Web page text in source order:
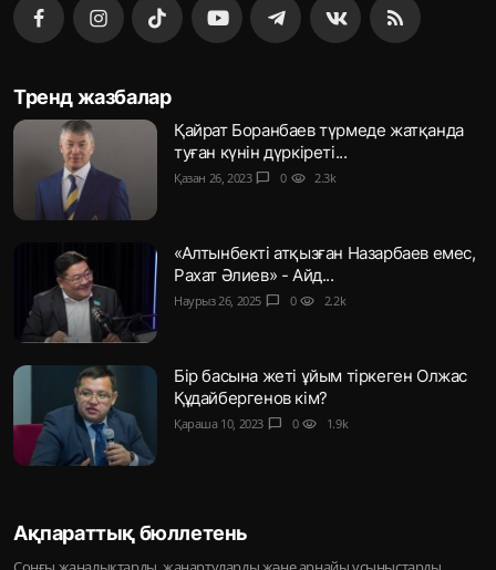
Тренд жазбалар
Қайрат Боранбаев түрмеде жатқанда
туған күнін дүркіреті...
Қазан 26, 2023 chat_bubble 0 visibility 2.3k
«Алтынбекті атқызған Назарбаев емес,
Рахат Әлиев» - Айд...
Наурыз 26, 2025 chat_bubble 0 visibility 2.2k
Бір басына жеті ұйым тіркеген Олжас
Құдайбергенов кім?
Қараша 10, 2023 chat_bubble 0 visibility 1.9k
Ақпараттық бюллетень